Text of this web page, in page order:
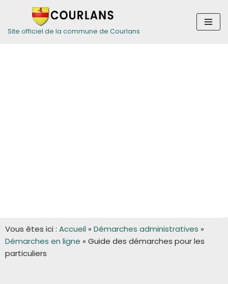
Aller
Site officiel de la commune de Courlans
Vous êtes ici : Accueil » Démarches administratives »
Démarches en ligne » Guide des démarches pour les
particuliers